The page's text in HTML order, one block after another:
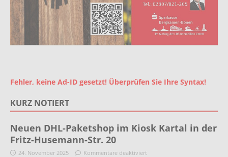
Fehler, keine Ad-ID gesetzt! Überprüfen Sie Ihre Syntax!
KURZ NOTIERT
Neuen DHL-Paketshop im Kiosk Kartal in der
Fritz-Husemann-Str. 20
24. November 2025 Kommentare deaktiviert